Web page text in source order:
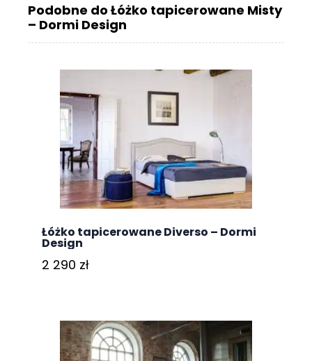
Podobne do Łóżko tapicerowane Misty
– Dormi Design
Łóżko tapicerowane Diverso – Dormi
Design
2 290 zł